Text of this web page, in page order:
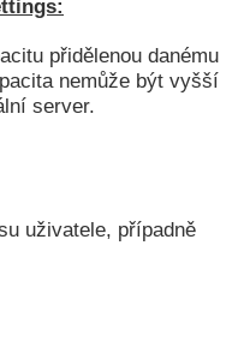
přidělenou danému
nemůže být vyšší
server.
uživatele, případně